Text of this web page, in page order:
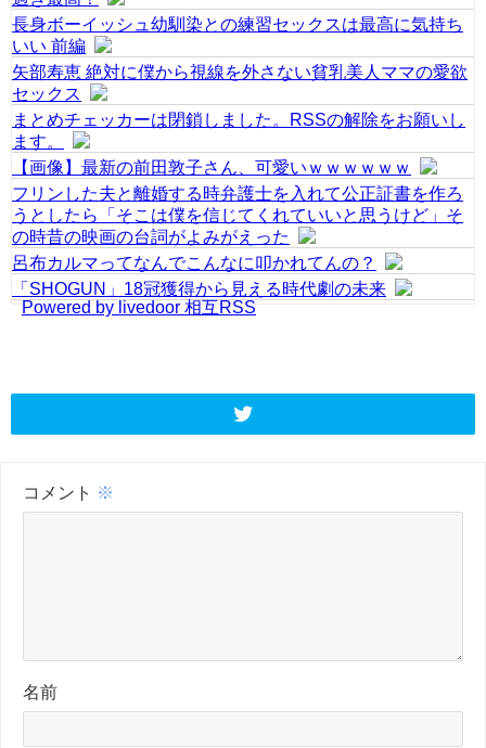
長身ボーイッシュ幼馴染との練習セックスは最高に気持ち
いい 前編
矢部寿恵 絶対に僕から視線を外さない貧乳美人ママの愛欲
セックス
まとめチェッカーは閉鎖しました。RSSの解除をお願いし
ます。
【画像】最新の前田敦子さん、可愛いｗｗｗｗｗｗ
フリンした夫と離婚する時弁護士を入れて公正証書を作ろ
うとしたら「そこは僕を信じてくれていいと思うけど」そ
の時昔の映画の台詞がよみがえった
呂布カルマってなんでこんなに叩かれてんの？
「SHOGUN」18冠獲得から見える時代劇の未来
Powered by livedoor 相互RSS
コメント ※
名前